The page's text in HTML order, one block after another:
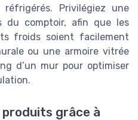
Privilégiez une
du comptoir, afin que les
froids soient facilement
ou une armoire vitrée
d’un mur pour optimiser
grâce à